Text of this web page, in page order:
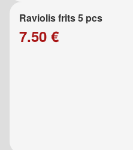
Raviolis frits 5 pcs
7.50 €